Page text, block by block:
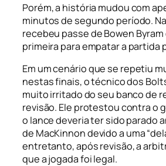
Porém, a história mudou com
minutos de segundo período.
recebeu passe de Bowen
primeira para empatar a partida
Em um cenário que se repetiu
nestas finais, o técnico dos
muito irritado do seu banco de
revisão. Ele protestou contra o
o lance deveria ter sido parado
de MacKinnon devido a uma “
entretanto, após revisão, a
que a jogada foi legal.